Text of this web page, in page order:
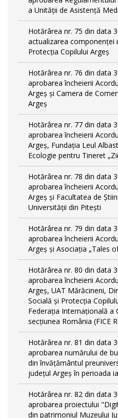
a Unității de Asistență
Hotărârea nr. 75 din data
actualizarea componenței
Protecția Copilului Argeș
Hotărârea nr. 76 din data
aprobarea încheierii
Argeș și Camera de
Argeș
Hotărârea nr. 77 din data
aprobarea încheierii
Argeș, Fundația Leul
Ecologie pentru Tineret
Hotărârea nr. 78 din data
aprobarea încheierii
Argeș și Facultatea de
Universității din Pitești
Hotărârea nr. 79 din data
aprobarea încheierii
Argeș și Asociația „Tales
Hotărârea nr. 80 din data
aprobarea încheierii
Argeș, UAT Mărăcineni,
Socială și Protecția
Federația Internațională a
secțiunea România (FICE
Hotărârea nr. 81 din data
aprobarea numărului de
din învățământul
județul Argeș în perioada
Hotărârea nr. 82 din data
aprobarea proiectului
din patrimoniul Muzeului